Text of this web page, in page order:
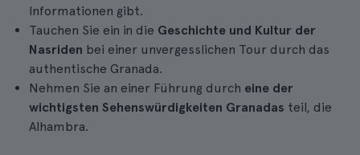
Informationen gibt.
Tauchen Sie ein in die Geschichte und Kultur der
Nasriden bei einer unvergesslichen Tour durch das
authentische Granada.
Nehmen Sie an einer Führung durch eine der
wichtigsten Sehenswürdigkeiten Granadas teil, die
Alhambra.